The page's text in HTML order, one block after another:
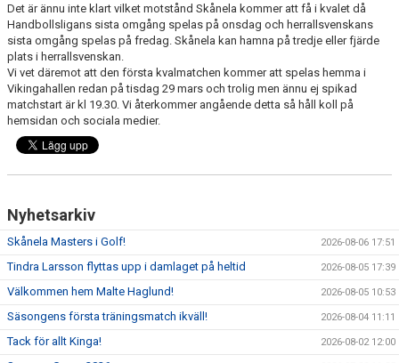
Det är ännu inte klart vilket motstånd Skånela kommer att få i kvalet då
Handbollsligans sista omgång spelas på onsdag och herrallsvenskans
sista omgång spelas på fredag. Skånela kan hamna på tredje eller fjärde
plats i herrallsvenskan.
Vi vet däremot att den första kvalmatchen kommer att spelas hemma i
Vikingahallen redan på tisdag 29 mars och trolig men ännu ej spikad
matchstart är kl 19.30. Vi återkommer angående detta så håll koll på
hemsidan och sociala medier.
Nyhetsarkiv
Skånela Masters i Golf! 2026-08-06 17:51
Tindra Larsson flyttas upp i damlaget på heltid 2026-08-05 17:39
Välkommen hem Malte Haglund! 2026-08-05 10:53
Säsongens första träningsmatch ikväll! 2026-08-04 11:11
Tack för allt Kinga! 2026-08-02 12:00